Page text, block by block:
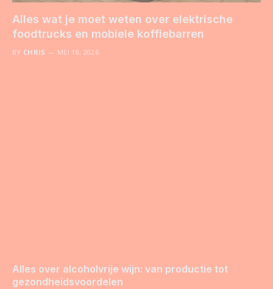
Alles wat je moet weten over elektrische
foodtrucks en mobiele koffiebarren
BY CHRIS MEI 18, 2026
Alles over alcoholvrije wijn: van productie tot
gezondheidsvoordelen